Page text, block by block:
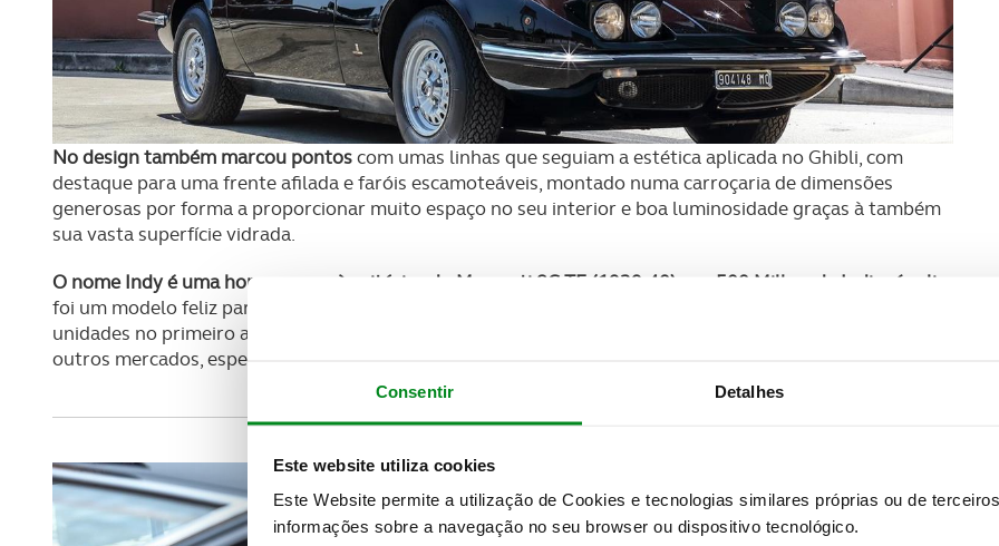
Consentir Detalhes
Este website utiliza cookies
Este Website permite a utilização de Cookies e tecnologias similares próprias ou de
informações sobre a navegação no seu browser ou dispositivo tecnológico.
No design também marcou pontoscom umas linhas que seguiam a estética aplicada no Ghibli, com
destaque para uma frente afilada e faróis escamoteáveis, montado numa carroçaria de dimensões
generosas por forma a proporcionar muito espaço no seu interior e boa luminosidade graças à também
sua vasta superfície vidrada.
O nome Indy é uma homenagem às vitórias do Maserati 8C TF (1939-40) nas 500 Milhas de Indianápolis
foi um modelo feliz para a marca que conseguiu bater o seu recorde de vendas ao comercializar 700
unidades no primeiro ano de produção. Afirmou-se como líder no seu segmento em Itália e conquistou
outros mercados, especialmente o norte-americano.